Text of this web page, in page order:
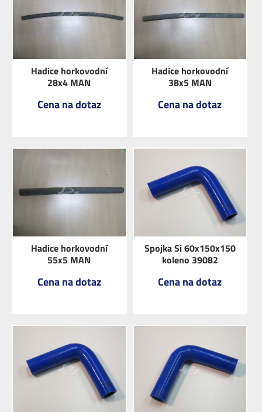
Hadice horkovodní
28x4 MAN
Cena na dotaz
Hadice horkovodní
38x5 MAN
Cena na dotaz
ZOBRAZIT
Hadice horkovodní
55x5 MAN
Cena na dotaz
ZOBRAZIT
Spojka Si 60x150x150
koleno 39082
Cena na dotaz
ZOBRAZIT